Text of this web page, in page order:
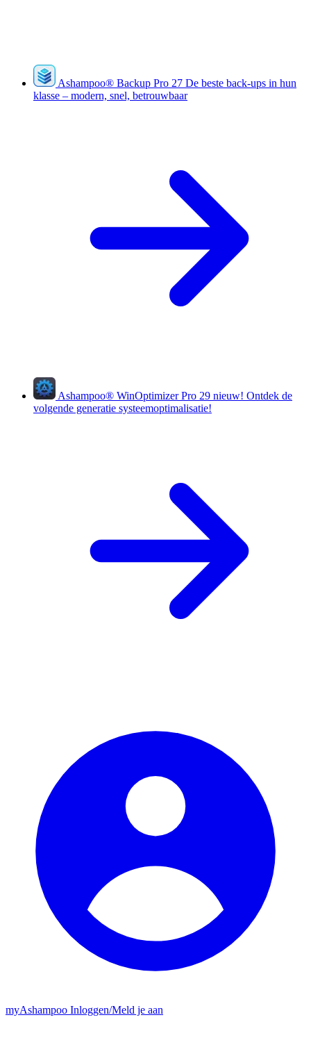
Ashampoo® Backup Pro 27 De beste back-ups in hun
klasse – modern, snel, betrouwbaar
Ashampoo® WinOptimizer Pro 29 nieuw! Ontdek de
volgende generatie systeemoptimalisatie!
myAshampoo Inloggen/Meld je aan